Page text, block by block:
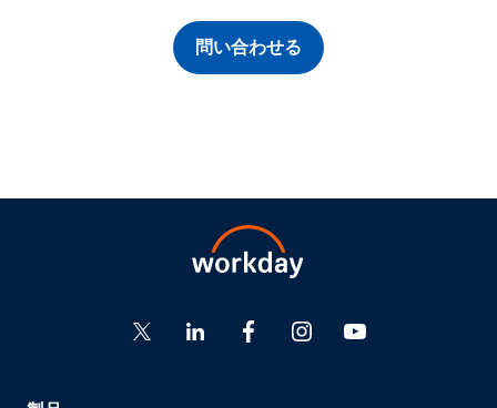
問い合わせる